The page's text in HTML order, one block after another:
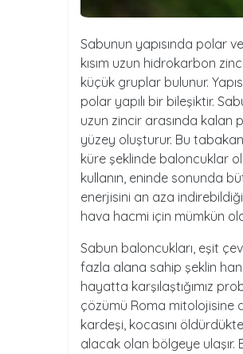
Sabunun yapısında polar
kısım uzun hidrokarbon
küçük gruplar bulunur.
polar yapılı bir bileşiktir.
uzun zincir arasında kalan
yüzey oluşturur. Bu
küre şeklinde baloncuklar
kullanın, eninde sonunda
enerjisini an aza
hava hacmi için mümkün
Sabun baloncukları, eşit
fazla alana sahip şeklin
hayatta karşılaştığımız
çözümü Roma mitolojisine
kardeşi, kocasını
alacak olan bölgeye ulaşır.